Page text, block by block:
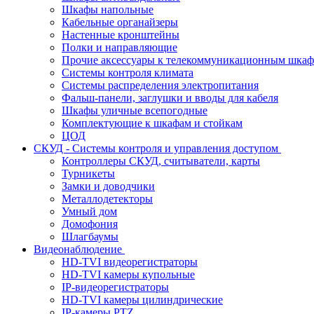
Шкафы напольные
Кабельные органайзеры
Настенные кронштейны
Полки и направляющие
Прочие аксессуары к телекоммуникационным
Системы контроля климата
Системы распределения электропитания
Фальш-панели, заглушки и вводы для кабеля
Шкафы уличные всепогодные
Комплектующие к шкафам и стойкам
ЦОД
СКУД - Системы контроля и управления доступом
Контроллеры СКУД, считыватели, карты
Турникеты
Замки и доводчики
Металлодетекторы
Умный дом
Домофония
Шлагбаумы
Видеонаблюдение
HD-TVI видеорегистраторы
HD-TVI камеры купольные
IP-видеорегистраторы
HD-TVI камеры цилиндрические